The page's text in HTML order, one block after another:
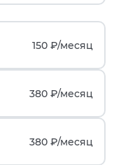
150 ₽/месяц
380 ₽/месяц
380 ₽/месяц